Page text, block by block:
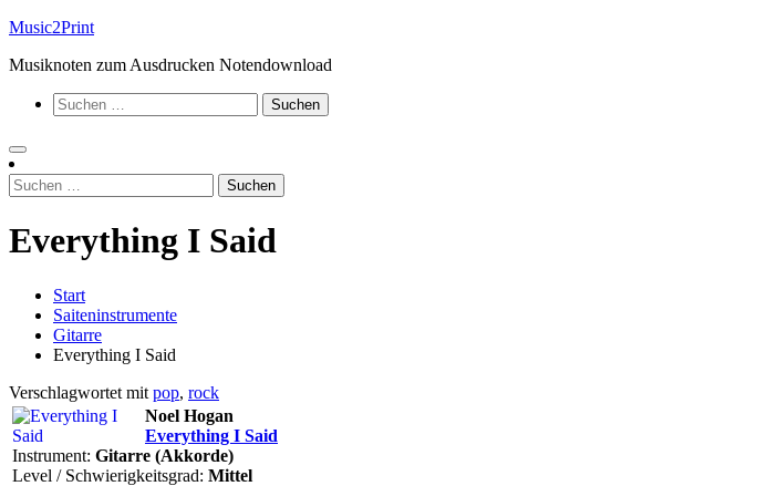
Zum
springen
Music2Print
Musiknoten zum Ausdrucken Notendownload
Suchen
nach:
Suchen
nach:
Everything I Said
Start
Saiteninstrumente
Gitarre
Everything I Said
Verschlagwortet mit pop, rock
Noel Hogan
Everything I Said
Instrument: Gitarre (Akkorde)
Level / Schwierigkeitsgrad: Mittel